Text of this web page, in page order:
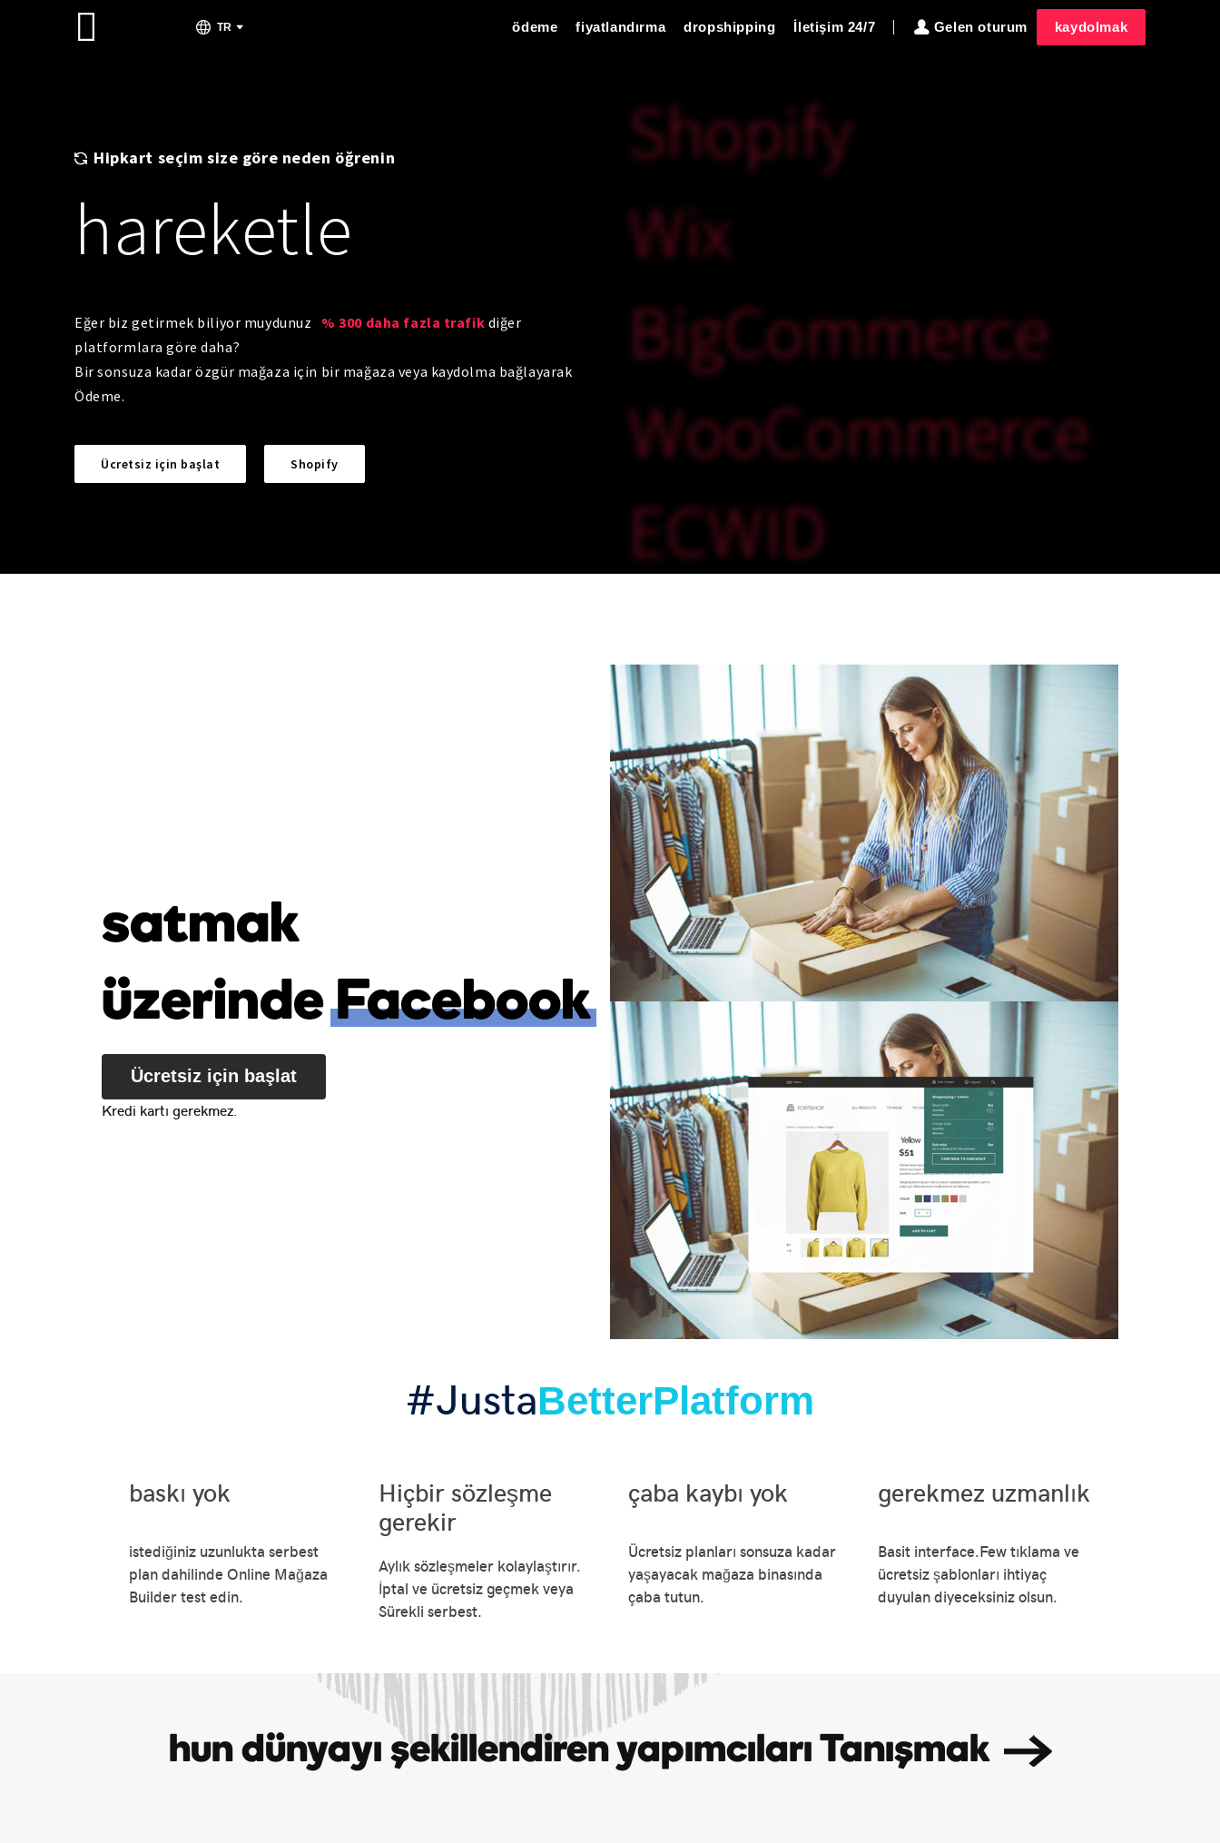
TR ödeme fiyatlandırma dropshipping İletişim 24/7 Gelen oturum kaydolmak
Hipkart seçim size göre neden öğrenin
hareketle
Shopify
Wix
BigCommerce
WooCommerce
ECWID
Eğer biz getirmek biliyor muydunuz % 300 daha fazla trafik diğer
platformlara göre daha?
Bir sonsuza kadar özgür mağaza için bir mağaza veya kaydolma bağlayarak
Ödeme.
Ücretsiz için başlat Shopify
satmak
üzerindeFacebook
Ücretsiz için başlat
Kredi kartı gerekmez.
#JustaBetterPlatform
baskı yok
istediğiniz uzunlukta serbest
plan dahilinde Online Mağaza
Builder test edin.
Hiçbir sözleşme
gerekir
Aylık sözleşmeler kolaylaştırır.
İptal ve ücretsiz geçmek veya
Sürekli serbest.
çaba kaybı yok
Ücretsiz planları sonsuza kadar
yaşayacak mağaza binasında
çaba tutun.
gerekmez uzmanlık
Basit interface.Few tıklama ve
ücretsiz şablonları ihtiyaç
duyulan diyeceksiniz olsun.
hun dünyayı şekillendiren yapımcıları Tanışmak